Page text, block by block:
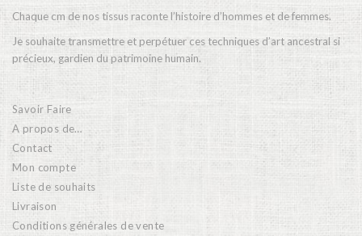
Pochettes ordinateur
Trousses de toilette
Objets déco
Patères en métal
Carnet
Thème
Chaque cm de nos tissus raconte l’histoire d’hommes et de femmes.
Je souhaite transmettre et perpétuer ces techniques d’art ancestral si
précieux, gardien du patrimoine humain.
Savoir Faire
A propos de…
Contact
Mon compte
Liste de souhaits
Livraison
Conditions générales de vente